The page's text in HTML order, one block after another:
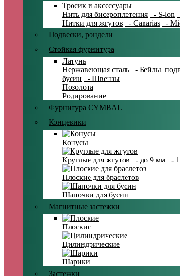
Тросик и аксессуары
Нить для бисероплетения
- S-lon
Нитки для жгутов
- Canarias -
Подвески, рондели
Стойкая фурнитура
Латунь
Нержавеющая сталь
- Бейлы,
бусин
- Швензы
Позолота
Родирование
Фурнитура CYMBAL
Концевики
Конусы
Круглые для жгутов - до 9 мм -
Плоские для браслетов
Шапочки для бусин
Магнитные застежки
Плоские
Цилиндрические
Шарики
Застежки